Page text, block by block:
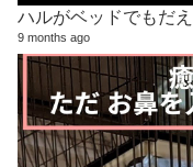
ハルがベッドでもだえ
9 months ago